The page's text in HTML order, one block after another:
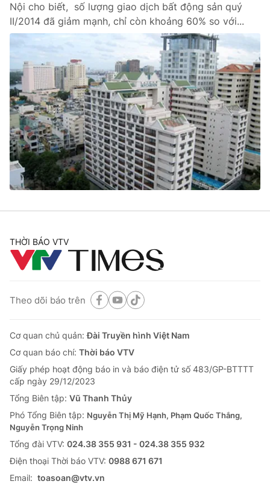
Nội cho biết, số lượng giao dịch bất động sản quý
II/2014 đã giảm mạnh, chỉ còn khoảng 60% so với...
THỜI BÁO VTV
Theo dõi báo trên
Cơ quan chủ quản:Đài Truyền hình Việt Nam
Cơ quan báo chí: Thời báo VTV
Giấy phép hoạt động báo in và báo điện tử số 483/GP-BTTTT
cấp ngày 29/12/2023
Tổng Biên tập: Vũ Thanh Thủy
Phó Tổng Biên tập: Nguyễn Thị Mỹ Hạnh, Phạm Quốc Thắng,
Nguyễn Trọng Ninh
Tổng đài VTV: 024.38 355 931 - 024.38 355 932
Ðiện thoại Thời báo VTV: 0988 671 671
Email: toasoan@vtv.vn